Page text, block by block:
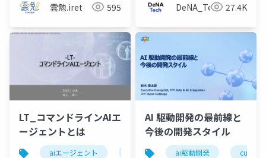
雲勉.iret 595 DeNA_Tech 27.4K
LT_コマンドラインAIエ
ージェントとは
aiエージェント 生成ai
AI 駆動開発の最前線と
今後の開発スタイル
ai駆動開発 cursor